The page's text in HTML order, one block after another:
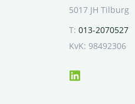
5017 JH Tilburg
T: 013-2070527
KvK: 98492306